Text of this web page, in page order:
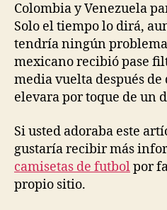
Colombia y Venezuela
Solo el tiempo lo dirá,
tendría ningún problema
mexicano recibió pase
media vuelta después de
elevara por toque de un
Si usted adoraba este
gustaría recibir más
camisetas de futbolpor
propio sitio.